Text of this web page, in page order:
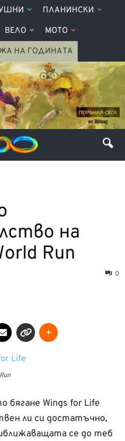
ПЛАНИНСКИ
ВЕЛО МОТО
НА ГОДИНАТА
на
Run
0
бягане Wings for Life
ли си достатъчно,
се до теб